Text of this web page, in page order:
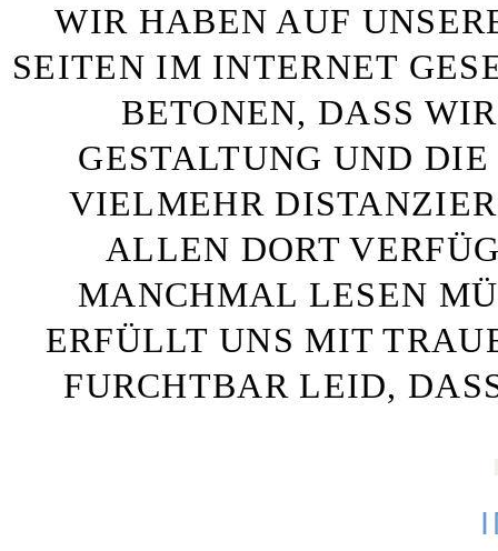
WIR HABEN AUF
SEITEN IM INTERNET
BETONEN, DASS
GESTALTUNG UND
VIELMEHR
ALLEN DORT
MANCHMAL LESEN
ERFÜLLT UNS MIT
FURCHTBAR LEID,